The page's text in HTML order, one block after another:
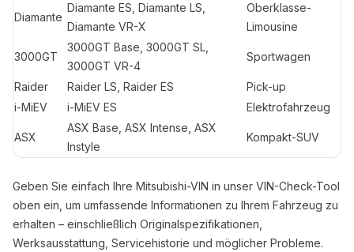
Diamante
Diamante ES, Diamante LS,
Diamante VR-X
Oberklasse-
Limousine
3000GT
3000GT Base, 3000GT SL,
3000GT VR-4
Sportwagen
Raider Raider LS, Raider ES
Pick-up
i-MiEV
i-MiEV ES Elektrofahrzeug
ASX
ASX Base, ASX Intense, ASX
Instyle
Kompakt-SUV
Geben Sie einfach Ihre Mitsubishi-VIN in unser VIN-Check-Tool
oben ein, um umfassende Informationen zu Ihrem Fahrzeug zu
erhalten – einschließlich Originalspezifikationen,
Werksausstattung, Servicehistorie und möglicher Probleme.